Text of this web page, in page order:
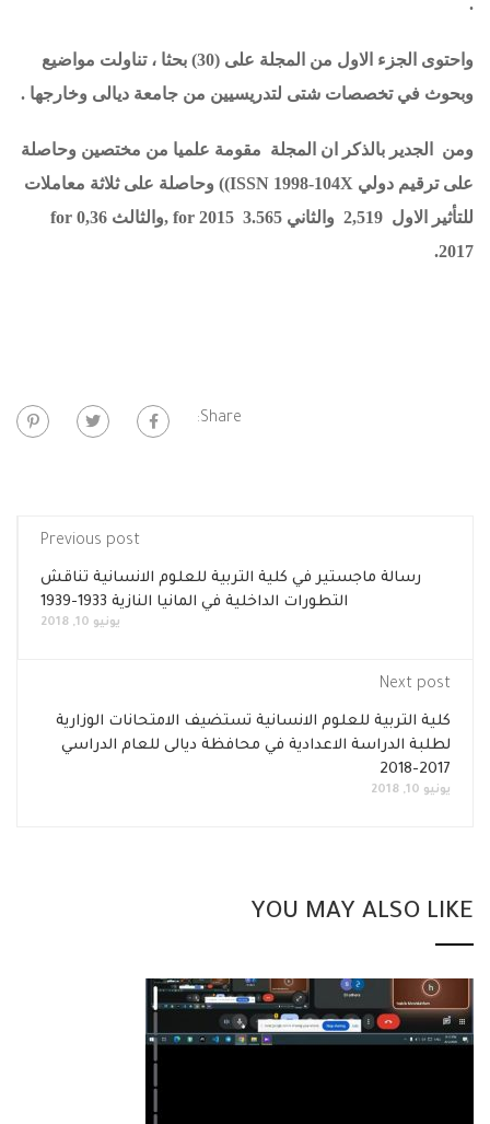
.
واحتوى الجزء الاول من المجلة على (30) بحثا ، تناولت مواضيع
وبحوث في تخصصات شتى لتدريسيين من جامعة ديالى وخارجها .
ومن الجدير بالذكر ان المجلة مقومة علميا من مختصين وحاصلة
على ترقيم دولي ISSN 1998-104X)) وحاصلة على ثلاثة معاملات
للتأثير الاول 2,519 والثاني 3.565
for 2015 ,والثالث 0,36
for
2017
.
Share:
Previous post
رسالة ماجستير في كلية التربية للعلوم الانسانية تناقش
التطورات الداخلية في المانيا النازية 1933-1939
يونيو 10, 2018
Next post
كلية التربية للعلوم الانسانية تستضيف الامتحانات الوزارية
لطلبة الدراسة الاعدادية في محافظة ديالى للعام الدراسي
2017-2018
يونيو 10, 2018
YOU MAY ALSO LIKE